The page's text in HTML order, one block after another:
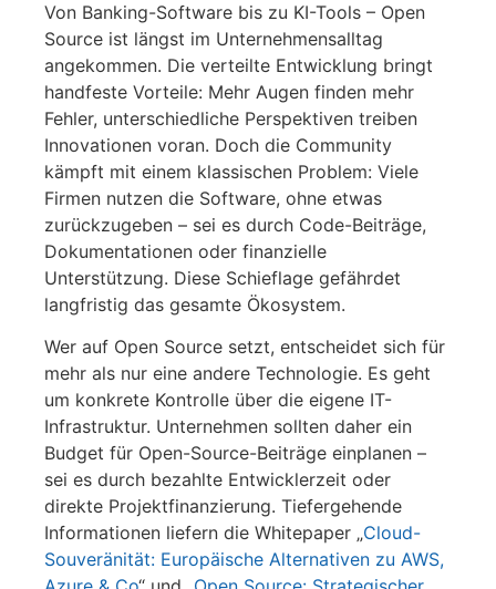
Von Banking-Software bis zu KI-Tools – Open
Source ist längst im Unternehmensalltag
angekommen. Die verteilte Entwicklung bringt
handfeste Vorteile: Mehr Augen finden mehr
Fehler, unterschiedliche Perspektiven treiben
Innovationen voran. Doch die Community
kämpft mit einem klassischen Problem: Viele
Firmen nutzen die Software, ohne etwas
zurückzugeben – sei es durch Code-Beiträge,
Dokumentationen oder finanzielle
Unterstützung. Diese Schieflage gefährdet
langfristig das gesamte Ökosystem.
Wer auf Open Source setzt, entscheidet sich für
mehr als nur eine andere Technologie. Es geht
um konkrete Kontrolle über die eigene IT-
Infrastruktur. Unternehmen sollten daher ein
Budget für Open-Source-Beiträge einplanen –
sei es durch bezahlte Entwicklerzeit oder
direkte Projektfinanzierung. Tiefergehende
Informationen liefern die Whitepaper „Cloud-
Souveränität: Europäische Alternativen zu AWS,